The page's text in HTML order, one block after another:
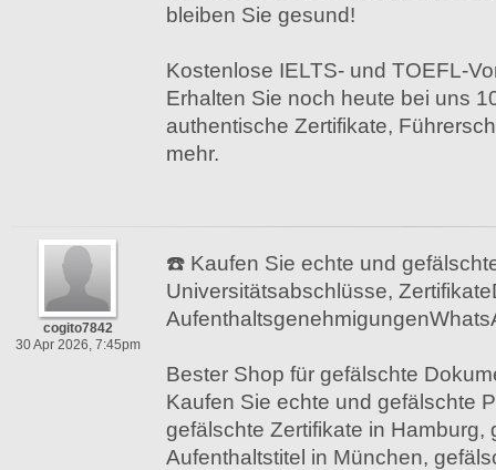
bleiben Sie gesund!
Kostenlose IELTS- und TOEFL-
Erhalten Sie noch heute bei uns
authentische Zertifikate,
mehr.
cogito7842
30 Apr 2026, 7:45pm
☎️ Kaufen Sie echte und
Universitätsabschlüsse,
Bester Shop für gefälschte
Kaufen Sie echte und gefälschte
gefälschte Zertifikate in Hamburg,
Aufenthaltstitel in München,